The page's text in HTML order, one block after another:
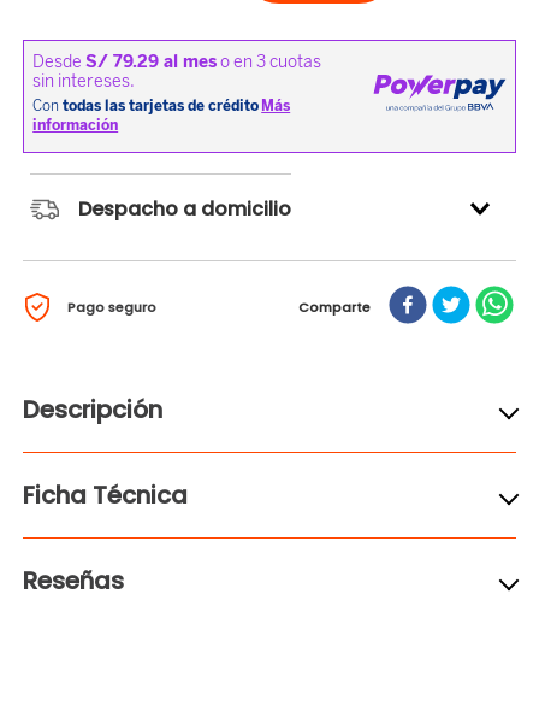
Despacho a domicilio
Pago seguro Comparte
Descripción
Ficha Técnica
Reseñas